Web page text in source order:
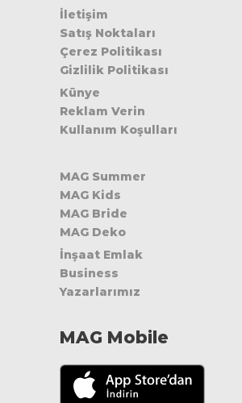
İletişim
Satış Noktaları
Çerez Politikası
Gizlilik Politikası
Künye
Reklam Verin
Kullanım Koşulları
MAG Summer
MAG Kids
MAG Bride
MAG Deko
İnşaat Emlak
Business
Yazarlarımız
MAG Mobile